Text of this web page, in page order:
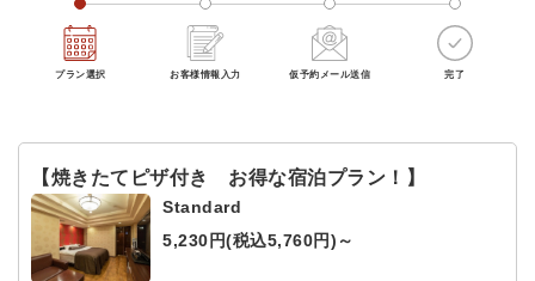
プラン選択 お客様情報入力 仮予約メール送信 完了
【焼きたてピザ付き お得な宿泊プラン！】
Standard
5,230円(税込5,760円)～